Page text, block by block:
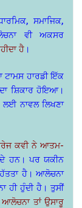
ਸਮਾਜਿਕ,
ਵੀ ਅਕਸਰ
ਹੈ ।
ਟਾਮਸ ਹਾਰਡੀ ਇੱਕ
ਸ਼ਿਕਾਰ ਹੋਇਆ।
ਨਾਵਲ ਲਿਖਣਾ
ਕਵੀ ਨੇ ਆਤਮ-
ਹਨ। ਪਰ ਯਕੀਨ
ਹੈ। ਆਲੋਚਨਾ
ਹੀ ਹੁੰਦੀ ਹੈ। ਤੁਸੀਂ
ਆਲੋਚਨਾ ਤਾਂ ਉਸਾਰੂ